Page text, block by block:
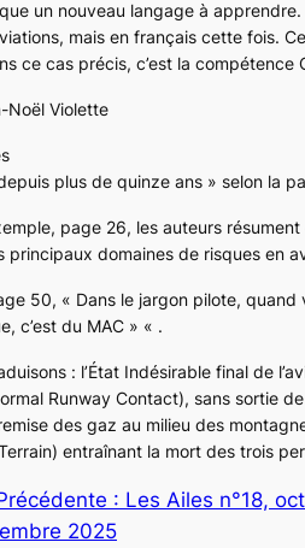
un nouveau langage à
mais en français cette fois.
ce cas précis, c’est la
Noël Violette
plus de quinze ans » selon la
page 26, les auteurs
principaux domaines de risques en
50, « Dans le jargon pilote, quand
c’est du MAC » « .
: l’État Indésirable final de
Runway Contact), sans sortie
des gaz au milieu des
) entraînant la mort des trois
: Les Ailes n°18,
2025